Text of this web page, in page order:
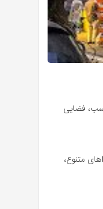
فضایی
متنوع،